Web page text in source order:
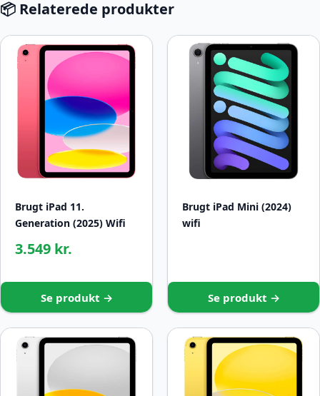
📦 Relaterede produkter
Brugt iPad 11.
Generation (2025) Wifi
3.549 kr.
Se produkt →
Brugt iPad Mini (2024)
wifi
Se produkt →